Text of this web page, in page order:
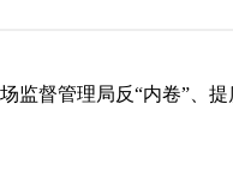
监督管理局反“内卷”、